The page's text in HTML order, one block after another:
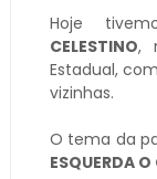
Hoje
CELESTINO,
Estadual,
vizinhas.
O tema da
ESQUERDA